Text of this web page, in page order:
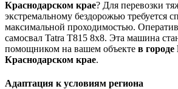
Краснодарском крае? Для перевозки
экстремальному бездорожью требуется
максимальной проходимостью.
самосвал Tatra T815 8x8. Эта машина
помощником на вашем объекте в
Краснодарском крае.
Адаптация к условиям региона